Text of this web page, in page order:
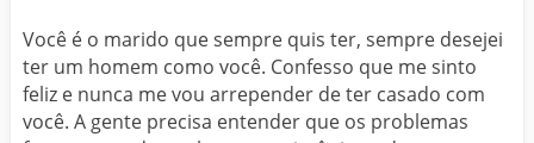
Você é o marido que sempre quis ter, sempre desejei
ter um homem como você. Confesso que me sinto
feliz e nunca me vou arrepender de ter casado com
você. A gente precisa entender que os problemas